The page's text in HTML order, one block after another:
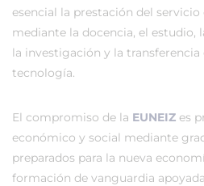
esencial la prestación del
mediante la docencia, el estudio,
la investigación y la
tecnología.
El compromiso de la EUNEIZ es
económico y social mediante
preparados para la nueva
formación de vanguardia